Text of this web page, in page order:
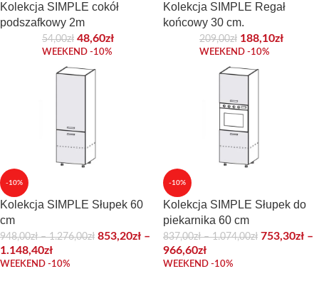
Kolekcja SIMPLE cokół
podszafkowy 2m
54,00zł 48,60zł
WEEKEND -10%
Kolekcja SIMPLE Regał
końcowy 30 cm.
209,00zł 188,10zł
WEEKEND -10%
-10%
Kolekcja SIMPLE Słupek 60
cm
948,00zł – 1.276,00zł 853,20zł –
1.148,40zł
WEEKEND -10%
-10%
Kolekcja SIMPLE Słupek do
piekarnika 60 cm
837,00zł – 1.074,00zł 753,30zł –
966,60zł
WEEKEND -10%